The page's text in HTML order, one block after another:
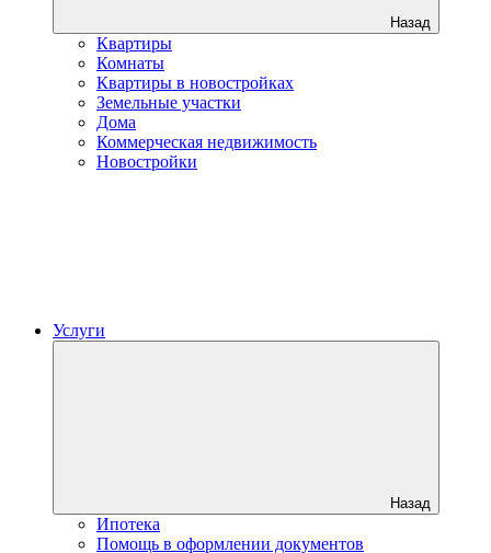
Назад
Квартиры
Комнаты
Квартиры в новостройках
Земельные участки
Дома
Коммерческая недвижимость
Новостройки
Услуги
Назад
Ипотека
Помощь в оформлении документов